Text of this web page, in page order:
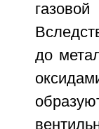
до